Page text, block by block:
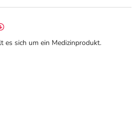
es sich um ein Medizinprodukt.